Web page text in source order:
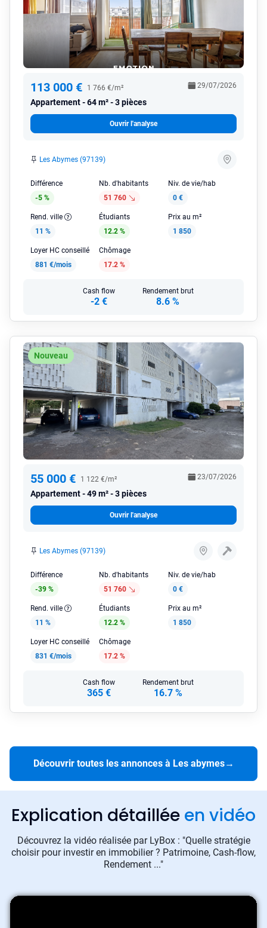
113 000 € 1 766 €/m²
Appartement 64 m² - 3 pièces
29/07/2026
Ouvrir l'analyse
Les Abymes (97139)
Différence
-5 %
Nb. d'habitants
51 760
Niv. de vie/hab
0 €
Rend. ville
11 %
Étudiants
12.2 %
Prix au m²
1 850
Loyer HC conseillé
881 €/mois
Chômage
17.2 %
Cash flow
-2 €
Rendement brut
8.6 %
Nouveau
55 000 € 1 122 €/m²
Appartement 49 m² - 3 pièces
23/07/2026
Ouvrir l'analyse
Les Abymes (97139)
Différence
-39 %
Nb. d'habitants
51 760
Niv. de vie/hab
0 €
Rend. ville
11 %
Étudiants
12.2 %
Prix au m²
1 850
Loyer HC conseillé
831 €/mois
Chômage
17.2 %
Cash flow
365 €
Rendement brut
16.7 %
Découvrir toutes les annonces à Les abymes→
Explication détaillée en vidéo
Découvrez la vidéo réalisée par LyBox : "Quelle stratégie
choisir pour investir en immobilier ? Patrimoine, Cash-flow,
Rendement ..."